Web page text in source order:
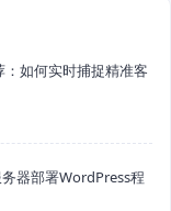
如何实时捕捉精准客
器部署WordPress程